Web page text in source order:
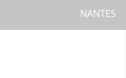
NANTES